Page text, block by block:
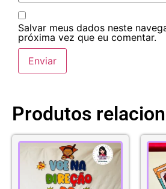
Salvar meus dados neste
próxima vez que eu comentar.
Produtos